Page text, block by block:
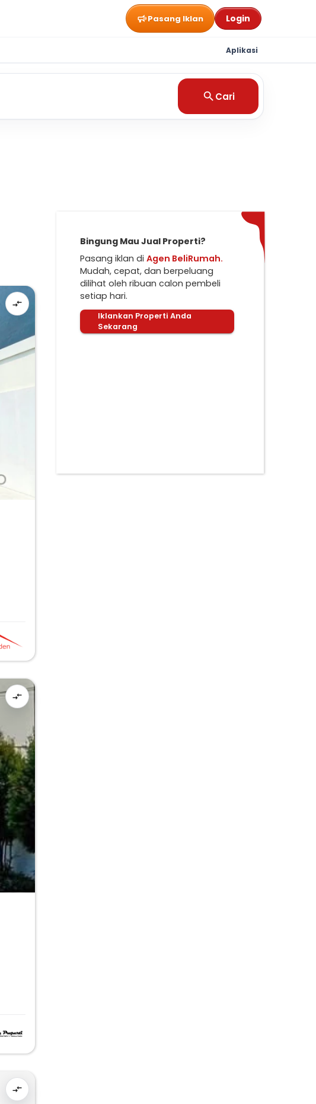
Pasang Iklan Login
Aplikasi
Cari
Bingung Mau Jual Properti?
Pasang iklan di Agen BeliRumah.
Mudah, cepat, dan berpeluang
dilihat oleh ribuan calon pembeli
setiap hari.
Iklankan Properti Anda
Sekarang